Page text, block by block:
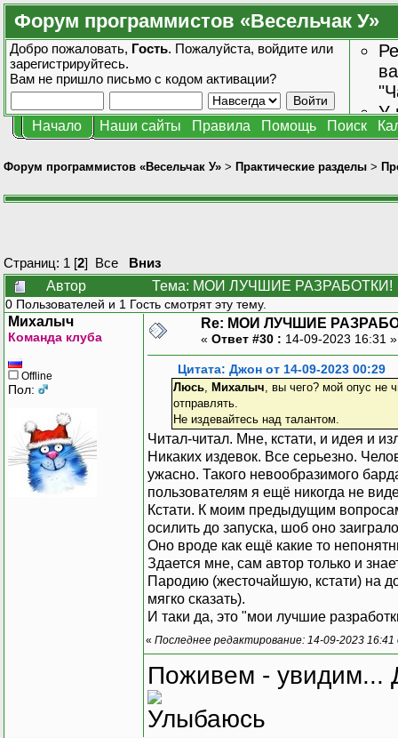
Форум программистов «Весельчак У»
Добро пожаловать, Гость. Пожалуйста, войдите или
зарегистрируйтесь.
Вам не пришло письмо с кодом активации?
У
Начало Наши сайты Правила Помощь Поиск
Форум программистов «Весельчак У» > Практические разделы >
Страниц: 1 [2] Все
Вниз
Автор
Тема: МОИ ЛУЧШИЕ РАЗРАБОТКИ!
0 Пользователей и 1 Гость смотрят эту тему.
Михалыч
Команда клуба
Offline
Пол:
Re: МОИ ЛУЧШИЕ
« Ответ #30 : 14-09-2023 16:31
Цитата: Джон от 14-09-2023 00:29
Люсь, Михалыч , вы чего? мой опус
отправлять.
Не издевайтесь над талантом.
Читал-читал. Мне, кстати, и идея и
Никаких издевок. Все серьезно.
ужасно. Такого невообразимого
пользователям я ещё никогда не
Кстати. К моим предыдущим
осилить до запуска, шоб оно
Оно вроде как ещё какие то
Здается мне, сам автор только и
Пародию (жесточайшую, кстати) на
мягко сказать).
И таки да, это "мои лучшие
« Последнее редактирование: 14-09-2023
Поживем - увидим...